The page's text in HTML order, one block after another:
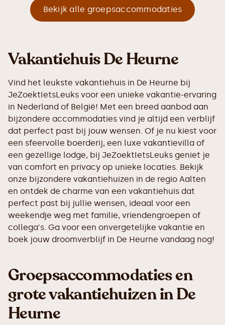
Bekijk alle groepsaccommodaties
Vakantiehuis De Heurne
Vind het leukste vakantiehuis in De Heurne bij
JeZoektIetsLeuks voor een unieke vakantie-ervaring
in Nederland of België! Met een breed aanbod aan
bijzondere accommodaties vind je altijd een verblijf
dat perfect past bij jouw wensen. Of je nu kiest voor
een sfeervolle boerderij, een luxe vakantievilla of
een gezellige lodge, bij JeZoektIetsLeuks geniet je
van comfort en privacy op unieke locaties. Bekijk
onze bijzondere vakantiehuizen in de regio Aalten
en ontdek de charme van een vakantiehuis dat
perfect past bij jullie wensen, ideaal voor een
weekendje weg met familie, vriendengroepen of
collega's. Ga voor een onvergetelijke vakantie en
boek jouw droomverblijf in De Heurne vandaag nog!
Groepsaccommodaties en
grote vakantiehuizen in De
Heurne